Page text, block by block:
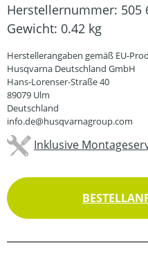
Herstellernummer: 505
Gewicht: 0.42 kg
Herstellerangaben gemäß EU-
Husqvarna Deutschland GmbH
Hans-Lorenser-Straße 40
89079 Ulm
Deutschland
info.de@husqvarnagroup.com
Inklusive